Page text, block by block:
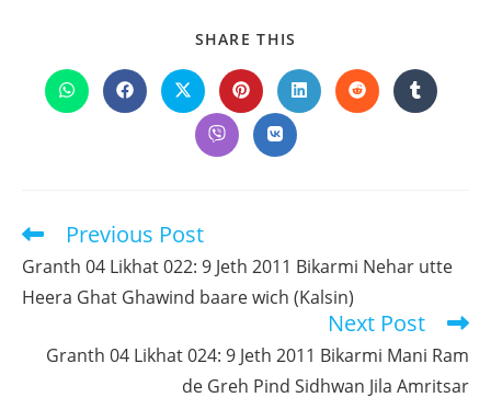
SHARE THIS
CONTENT
Opens
in
Opens
in
Opens
in
new
window
Opens
in
new
window
Opens
in
Opens
in
Opens
in
Opens
in
Opens
in
Read
articles
Previous Post
Granth 04 Likhat 022: 9 Jeth 2011 Bikarmi Nehar utte
Heera Ghat Ghawind baare wich (Kalsin)
Next Post
Granth 04 Likhat 024: 9 Jeth 2011 Bikarmi Mani Ram
de Greh Pind Sidhwan Jila Amritsar